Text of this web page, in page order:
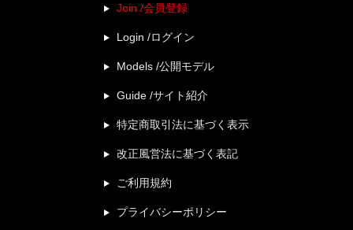
Join /会員登録
Login /ログイン
Models /公開モデル
Guide /サイト紹介
特定商取引法に基づく表示
改正風営法に基づく表記
ご利用規約
プライバシーポリシー